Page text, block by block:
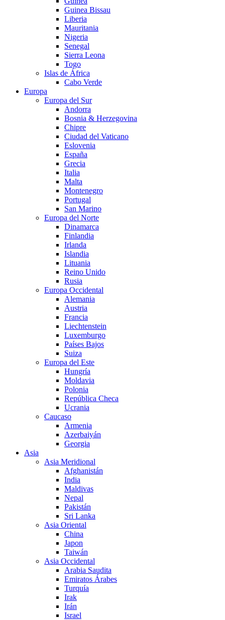
Guinea Bissau
Liberia
Mauritania
Nigeria
Senegal
Sierra Leona
Togo
Islas de África
Cabo Verde
Europa
Europa del Sur
Andorra
Bosnia & Herzegovina
Chipre
Ciudad del Vaticano
Eslovenia
España
Grecia
Italia
Malta
Montenegro
Portugal
San Marino
Europa del Norte
Dinamarca
Finlandia
Irlanda
Islandia
Lituania
Reino Unido
Rusia
Europa Occidental
Alemania
Austria
Francia
Liechtenstein
Luxemburgo
Países Bajos
Suiza
Europa del Este
Hungría
Moldavia
Polonia
República Checa
Ucrania
Caucaso
Armenia
Azerbaiyán
Georgia
Asia
Asia Meridional
Afghanistán
India
Maldivas
Nepal
Pakistán
Sri Lanka
Asia Oriental
China
Japon
Taiwán
Asia Occidental
Arabia Saudita
Emiratos Árabes
Turquía
Irak
Irán
Israel